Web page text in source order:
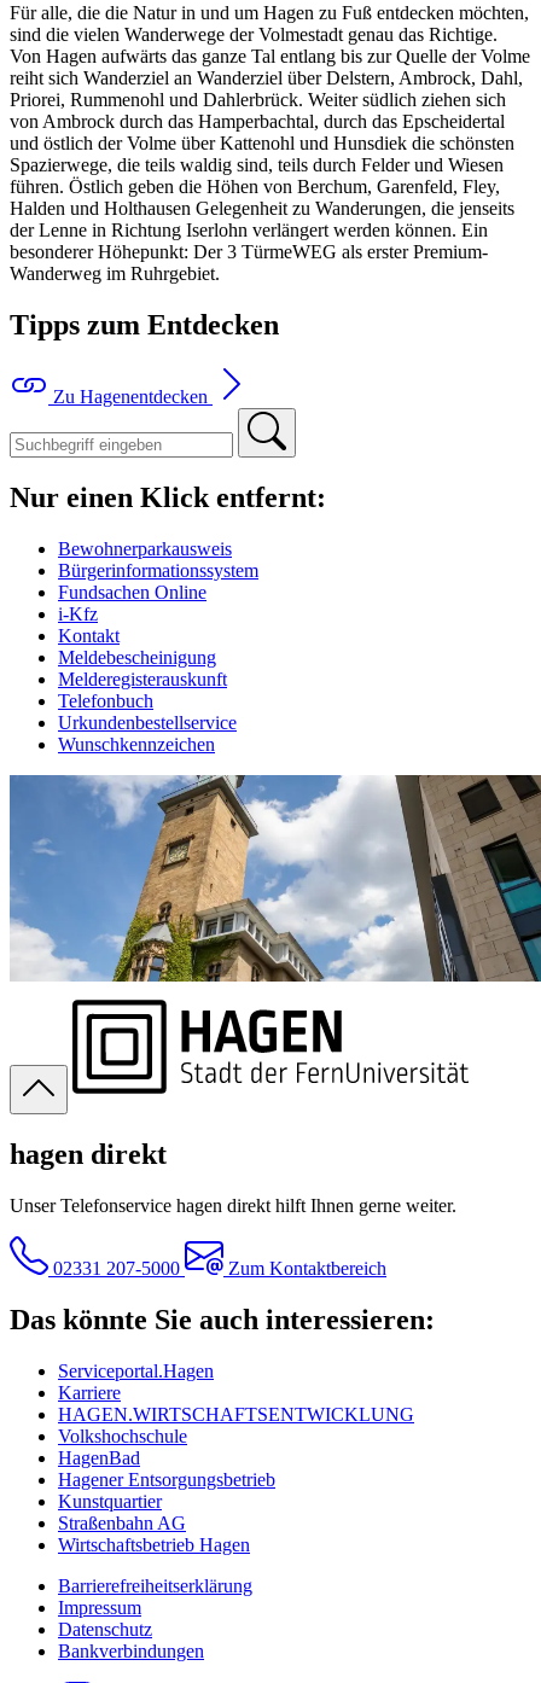
Für alle, die die Natur in und um Hagen zu Fuß entdecken möchten,
sind die vielen Wanderwege der Volmestadt genau das Richtige.
Von Hagen aufwärts das ganze Tal entlang bis zur Quelle der Volme
reiht sich Wanderziel an Wanderziel über Delstern, Ambrock, Dahl,
Priorei, Rummenohl und Dahlerbrück. Weiter südlich ziehen sich
von Ambrock durch das Hamperbachtal, durch das Epscheidertal
und östlich der Volme über Kattenohl und Hunsdiek die schönsten
Spazierwege, die teils waldig sind, teils durch Felder und Wiesen
führen. Östlich geben die Höhen von Berchum, Garenfeld, Fley,
Halden und Holthausen Gelegenheit zu Wanderungen, die jenseits
der Lenne in Richtung Iserlohn verlängert werden können. Ein
besonderer Höhepunkt: Der 3 TürmeWEG als erster Premium-
Wanderweg im Ruhrgebiet.
Tipps zum Entdecken
Zu Hagenentdecken
Nur einen Klick entfernt:
Bewohnerparkausweis
Bürgerinformationssystem
Fundsachen Online
i-Kfz
Kontakt
Meldebescheinigung
Melderegisterauskunft
Telefonbuch
Urkundenbestellservice
Wunschkennzeichen
hagen direkt
Unser Telefonservice hagen direkt hilft Ihnen gerne weiter.
02331 207-5000 Zum Kontaktbereich
Das könnte Sie auch interessieren:
Serviceportal.Hagen
Karriere
HAGEN.WIRTSCHAFTSENTWICKLUNG
Volkshochschule
HagenBad
Hagener Entsorgungsbetrieb
Kunstquartier
Straßenbahn AG
Wirtschaftsbetrieb Hagen
Barrierefreiheitserklärung
Impressum
Datenschutz
Bankverbindungen